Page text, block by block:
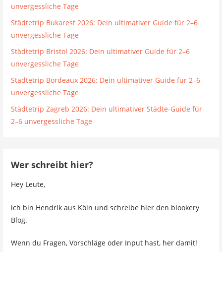
unvergessliche Tage
Städtetrip Bukarest 2026: Dein ultimativer Guide für 2–6
unvergessliche Tage
Städtetrip Bristol 2026: Dein ultimativer Guide für 2–6
unvergessliche Tage
Städtetrip Bordeaux 2026: Dein ultimativer Guide für 2–6
unvergessliche Tage
Städtetrip Zagreb 2026: Dein ultimativer Städte-Guide für
2–6 unvergessliche Tage
Wer schreibt hier?
Hey Leute,
ich bin Hendrik aus Köln und schreibe hier den blookery
Blog.
Wenn du Fragen, Vorschläge oder Input hast, her damit!